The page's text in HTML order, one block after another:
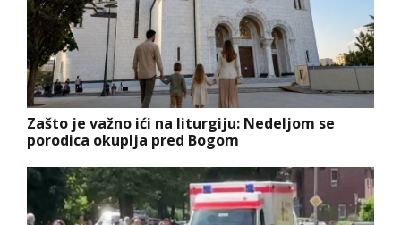
Zašto je važno ići na liturgiju: Nedeljom se
porodica okuplja pred Bogom